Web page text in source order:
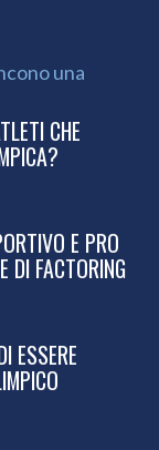
CHE
E PRO
DI FACTORING
ESSERE